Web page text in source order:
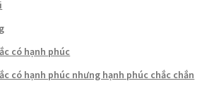
có hạnh phúc
có hạnh phúc nhưng hạnh phúc chắc chắn